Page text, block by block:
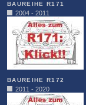
BAUREIHE R171
2004 - 2011
BAUREIHE R172
2011 - 2020